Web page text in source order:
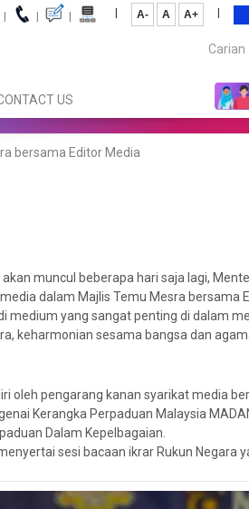
| | | | A- A A+ |
Carian...
US
bersama Editor Media
muncul beberapa hari saja lagi,
dalam Majlis Temu Mesra bersama
medium yang sangat penting di dalam
keharmonian sesama bangsa dan
oleh pengarang kanan syarikat media
Kerangka Perpaduan Malaysia
Dalam Kepelbagaian.
sesi bacaan ikrar Rukun Negara